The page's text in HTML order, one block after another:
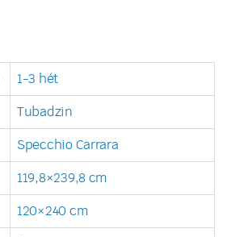
1-3 hét
Tubadzin
Specchio Carrara
119,8×239,8 cm
120×240 cm